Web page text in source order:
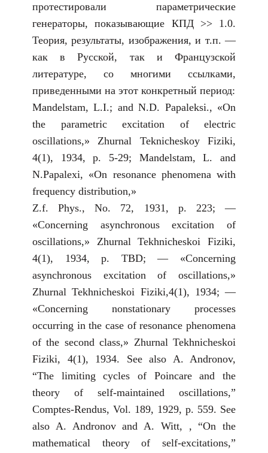
протестировали параметрические
генераторы, показывающие КПД >> 1.0.
Теория, результаты, изображения, и т.п. —
как в Русской, так и Французской
литературе, со многими ссылками,
приведенными на этот конкретный период:
Mandelstam, L.I.; and N.D. Papaleksi., «On
the parametric excitation of electric
oscillations,» Zhurnal Teknicheskoy Fiziki,
4(1), 1934, p. 5-29; Mandelstam, L. and
N.Papalexi, «On resonance phenomena with
frequency distribution,»
Z.f. Phys., No. 72, 1931, p. 223; —
«Concerning asynchronous excitation of
oscillations,» Zhurnal Tekhnicheskoi Fiziki,
4(1), 1934, p. TBD; — «Concerning
asynchronous excitation of oscillations,»
Zhurnal Tekhnicheskoi Fiziki,4(1), 1934; —
«Concerning nonstationary processes
occurring in the case of resonance phenomena
of the second class,» Zhurnal Tekhnicheskoi
Fiziki, 4(1), 1934. See also A. Andronov,
“The limiting cycles of Poincare and the
theory of self-maintained oscillations,”
Comptes-Rendus, Vol. 189, 1929, p. 559. See
also A. Andronov and A. Witt, , “On the
mathematical theory of self-excitations,”